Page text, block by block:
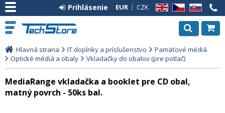
EN CZ SK
EUR CZK
Prihlásenie
Hlavná strana IT doplnky a príslušenstvo
Pamäťové médiá
Optické médiá a obaly
Vkladačky do obalov (pre potlač)
MediaRange vkladačka a booklet pre CD obal,
matný povrch - 50ks bal.